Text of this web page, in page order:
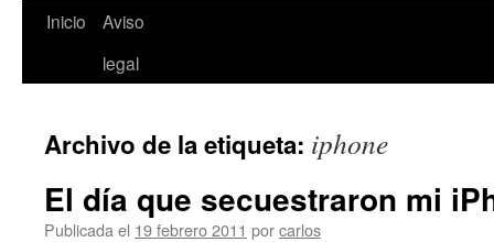
Inicio
Aviso
legal
Archivo de la etiqueta: iphone
El día que secuestraron mi
Publicada el 19 febrero 2011 porcarlos